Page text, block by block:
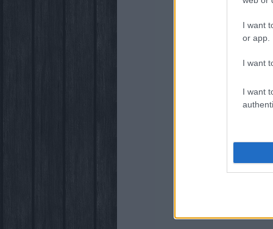
I want
or app.
I want
I want